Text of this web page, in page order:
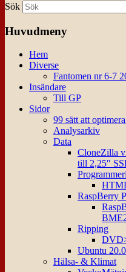
Sök
Huvudmeny
Hem
Diverse
Fantomen nr 6-7
Insändare
Till GP
Sidor
99 sätt att
Analysarkiv
Data
CloneZilla
till 2,25″
RaspBerry
Ripping
Ubuntu
Hälsa- & Klimat